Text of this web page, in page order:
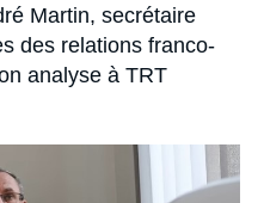
Martin, secrétaire
des relations franco-
analyse à TRT